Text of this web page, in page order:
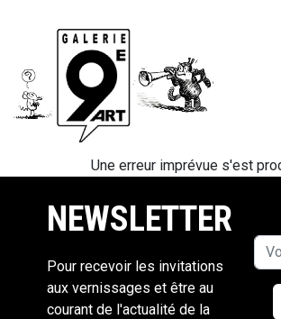
Une erreur imprévue s'est
NEWSLETTER
Pour recevoir les invitations
aux vernissages et être au
courant de l'actualité de la